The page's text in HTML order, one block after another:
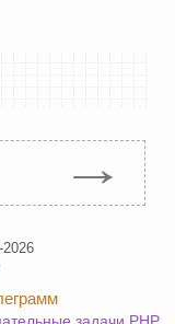
→